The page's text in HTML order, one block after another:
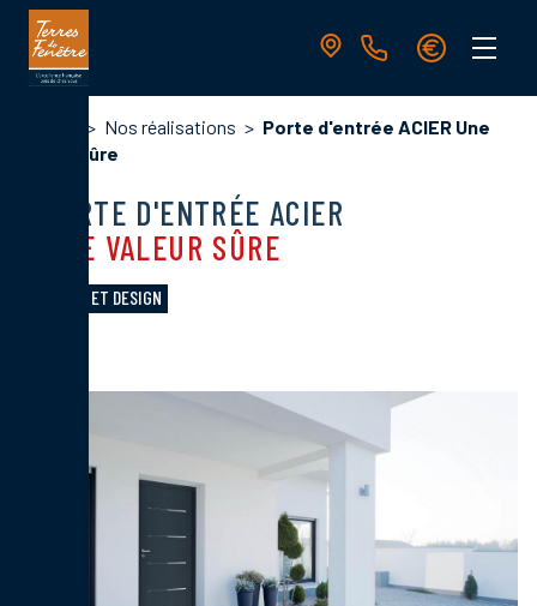
Aller
contenu
principale
Nos réalisations
Porte d'entrée ACIER Une
valeur sûre
PORTE D'ENTRÉE ACIER
UNE VALEUR SÛRE
SOLIDITÉ ET DESIGN